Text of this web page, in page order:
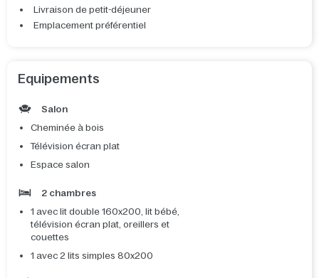
Livraison de petit-déjeuner
Emplacement préférentiel
Equipements
Salon
Cheminée à bois
Télévision écran plat
Espace salon
2 chambres
1 avec lit double 160x200, lit bébé,
télévision écran plat, oreillers et
couettes
1 avec 2 lits simples 80x200